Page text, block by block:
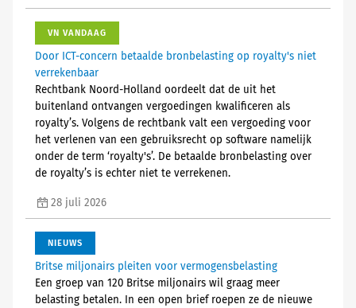
VN VANDAAG
Door ICT-concern betaalde bronbelasting op royalty's niet
verrekenbaar
Rechtbank Noord-Holland oordeelt dat de uit het
buitenland ontvangen vergoedingen kwalificeren als
royalty’s. Volgens de rechtbank valt een vergoeding voor
het verlenen van een gebruiksrecht op software namelijk
onder de term ‘royalty's’. De betaalde bronbelasting over
de royalty’s is echter niet te verrekenen.
28 juli 2026
NIEUWS
Britse miljonairs pleiten voor vermogensbelasting
Een groep van 120 Britse miljonairs wil graag meer
belasting betalen. In een open brief roepen ze de nieuwe